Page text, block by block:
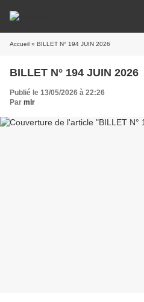
Accueil » BILLET N° 194 JUIN 2026
BILLET N° 194 JUIN 2026
Publié le 13/05/2026 à 22:26
Par mlr